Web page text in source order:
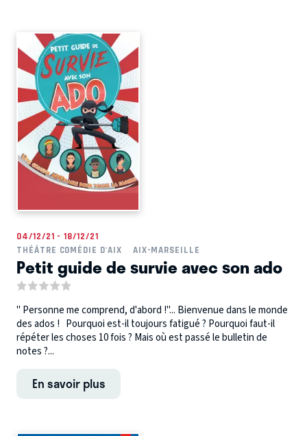
04/12/21 - 18/12/21
THÉÂTRE COMÉDIE D'AIX
AIX-MARSEILLE
Petit guide de survie avec son ado
" Personne me comprend, d'abord !"... Bienvenue dans le monde
des ados ! Pourquoi est-il toujours fatigué ? Pourquoi faut-il
répéter les choses 10 fois ? Mais où est passé le bulletin de
notes ?...
En savoir plus